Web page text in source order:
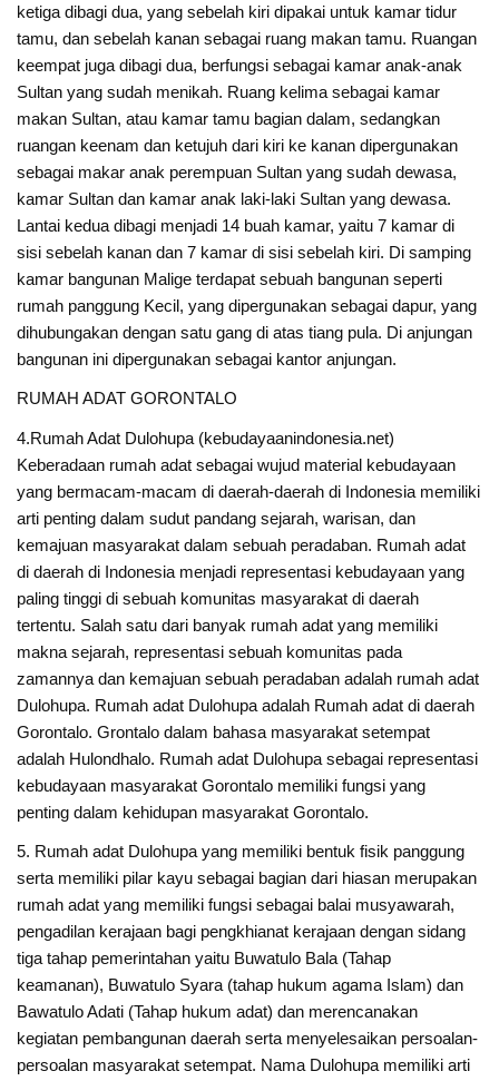
ketiga dibagi dua, yang sebelah kiri dipakai untuk kamar tidur
tamu, dan sebelah kanan sebagai ruang makan tamu. Ruangan
keempat juga dibagi dua, berfungsi sebagai kamar anak-anak
Sultan yang sudah menikah. Ruang kelima sebagai kamar
makan Sultan, atau kamar tamu bagian dalam, sedangkan
ruangan keenam dan ketujuh dari kiri ke kanan dipergunakan
sebagai makar anak perempuan Sultan yang sudah dewasa,
kamar Sultan dan kamar anak laki-laki Sultan yang dewasa.
Lantai kedua dibagi menjadi 14 buah kamar, yaitu 7 kamar di
sisi sebelah kanan dan 7 kamar di sisi sebelah kiri. Di samping
kamar bangunan Malige terdapat sebuah bangunan seperti
rumah panggung Kecil, yang dipergunakan sebagai dapur, yang
dihubungakan dengan satu gang di atas tiang pula. Di anjungan
bangunan ini dipergunakan sebagai kantor anjungan.
RUMAH ADAT GORONTALO
4.Rumah Adat Dulohupa (kebudayaanindonesia.net)
Keberadaan rumah adat sebagai wujud material kebudayaan
yang bermacam-macam di daerah-daerah di Indonesia memiliki
arti penting dalam sudut pandang sejarah, warisan, dan
kemajuan masyarakat dalam sebuah peradaban. Rumah adat
di daerah di Indonesia menjadi representasi kebudayaan yang
paling tinggi di sebuah komunitas masyarakat di daerah
tertentu. Salah satu dari banyak rumah adat yang memiliki
makna sejarah, representasi sebuah komunitas pada
zamannya dan kemajuan sebuah peradaban adalah rumah adat
Dulohupa. Rumah adat Dulohupa adalah Rumah adat di daerah
Gorontalo. Grontalo dalam bahasa masyarakat setempat
adalah Hulondhalo. Rumah adat Dulohupa sebagai representasi
kebudayaan masyarakat Gorontalo memiliki fungsi yang
penting dalam kehidupan masyarakat Gorontalo.
5. Rumah adat Dulohupa yang memiliki bentuk fisik panggung
serta memiliki pilar kayu sebagai bagian dari hiasan merupakan
rumah adat yang memiliki fungsi sebagai balai musyawarah,
pengadilan kerajaan bagi pengkhianat kerajaan dengan sidang
tiga tahap pemerintahan yaitu Buwatulo Bala (Tahap
keamanan), Buwatulo Syara (tahap hukum agama Islam) dan
Bawatulo Adati (Tahap hukum adat) dan merencanakan
kegiatan pembangunan daerah serta menyelesaikan persoalan-
persoalan masyarakat setempat. Nama Dulohupa memiliki arti